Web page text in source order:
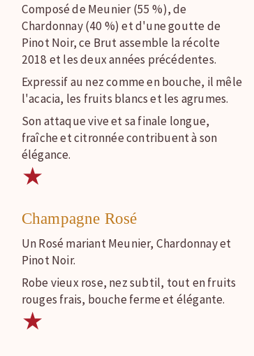
Composé de Meunier (55 %), de
Chardonnay (40 %) et d'une goutte de
Pinot Noir, ce Brut assemble la récolte
2018 et les deux années précédentes.
Expressif au nez comme en bouche, il mêle
l'acacia, les fruits blancs et les agrumes.
Son attaque vive et sa finale longue,
fraîche et citronnée contribuent à son
élégance.
★
Champagne Rosé
Un Rosé mariant Meunier, Chardonnay et
Pinot Noir.
Robe vieux rose, nez subtil, tout en fruits
rouges frais, bouche ferme et élégante.
★